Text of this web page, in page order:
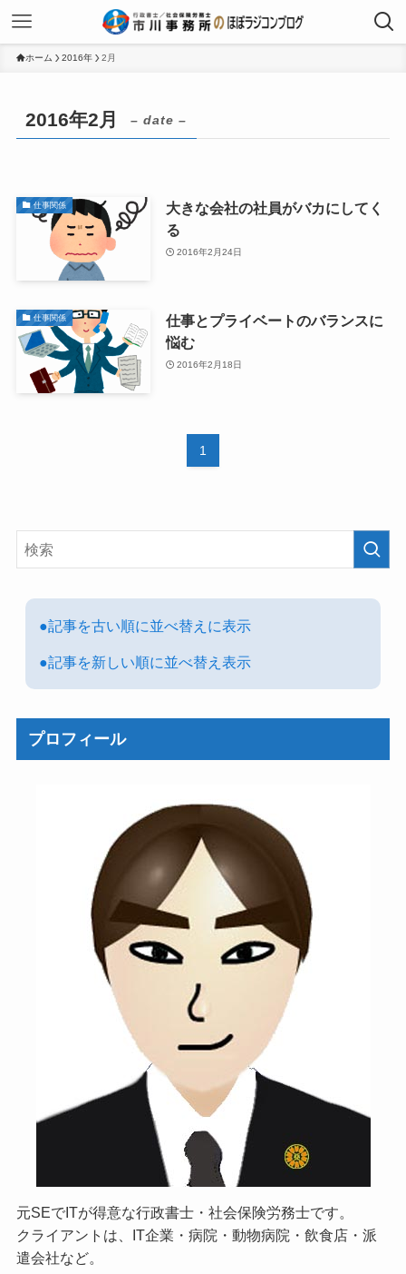
ホーム 2016年 2月
2016年2月 – date –
仕事関係
大きな会社の社員がバカにしてく
る
2016年2月24日
仕事関係
仕事とプライベートのバランスに
悩む
2016年2月18日
1
●記事を古い順に並べ替えに表示
●記事を新しい順に並べ替え表示
プロフィール
元SEでITが得意な行政書士・社会保険労務士です。
クライアントは、IT企業・病院・動物病院・飲食店・派
遣会社など。